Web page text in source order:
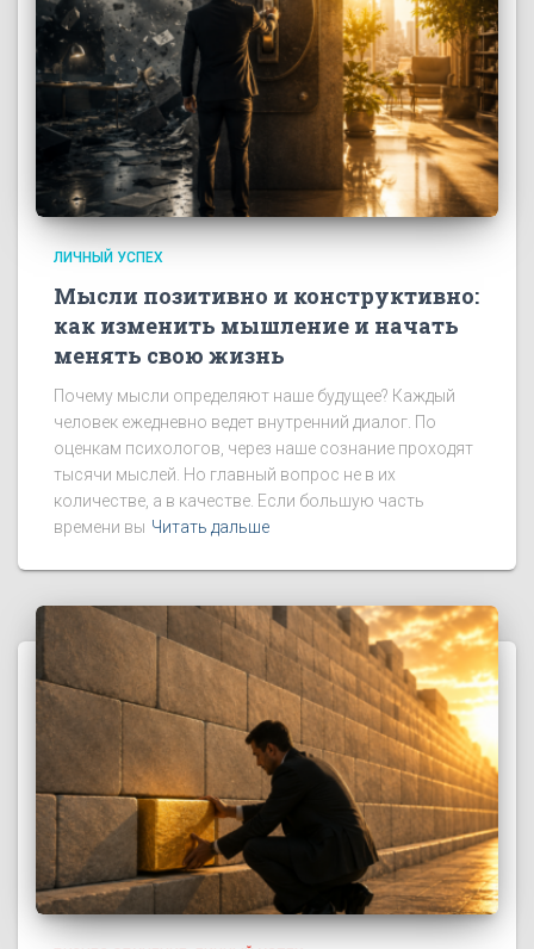
ЛИЧНЫЙ УСПЕХ
Мысли позитивно и конструктивно:
как изменить мышление и начать
менять свою жизнь
Почему мысли определяют наше будущее? Каждый
человек ежедневно ведет внутренний диалог. По
оценкам психологов, через наше сознание проходят
тысячи мыслей. Но главный вопрос не в их
количестве, а в качестве. Если большую часть
времени вы Читать дальше